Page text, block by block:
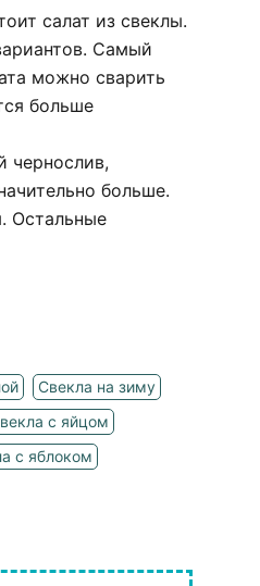
салат из свеклы.
Самый
можно сварить
больше
чернослив,
больше.
Остальные
Свекла на зиму
с яйцом
с яблоком